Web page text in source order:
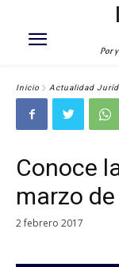
Por
Inicio Actualidad
Conoce
marzo
2 febrero 2017